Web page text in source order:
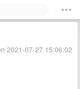
2021-07-27 15:06:02